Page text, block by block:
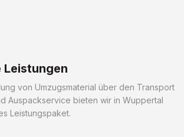
Leistungen
von Umzugsmaterial über den Transport
Auspackservice bieten wir in Wuppertal
Leistungspaket.